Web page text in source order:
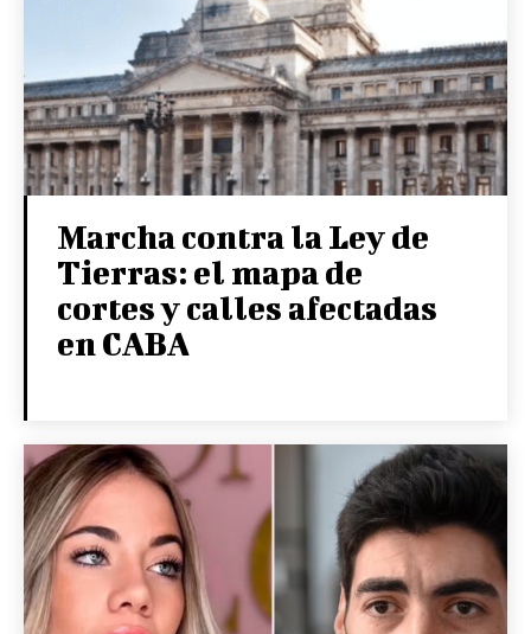
Marcha contra la Ley de
Tierras: el mapa de
cortes y calles afectadas
en CABA